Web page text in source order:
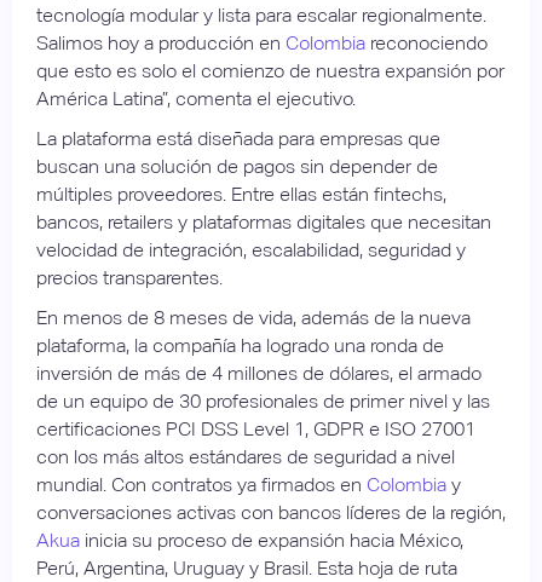
tecnología modular y lista para escalar regionalmente.
Salimos hoy a producción en Colombia reconociendo
que esto es solo el comienzo de nuestra expansión por
América Latina”, comenta el ejecutivo.
La plataforma está diseñada para empresas que
buscan una solución de pagos sin depender de
múltiples proveedores. Entre ellas están fintechs,
bancos, retailers y plataformas digitales que necesitan
velocidad de integración, escalabilidad, seguridad y
precios transparentes.
En menos de 8 meses de vida, además de la nueva
plataforma, la compañía ha logrado una ronda de
inversión de más de 4 millones de dólares, el armado
de un equipo de 30 profesionales de primer nivel y las
certificaciones PCI DSS Level 1, GDPR e ISO 27001
con los más altos estándares de seguridad a nivel
mundial. Con contratos ya firmados en Colombia y
conversaciones activas con bancos líderes de la región,
Akua inicia su proceso de expansión hacia México,
Perú, Argentina, Uruguay y Brasil. Esta hoja de ruta